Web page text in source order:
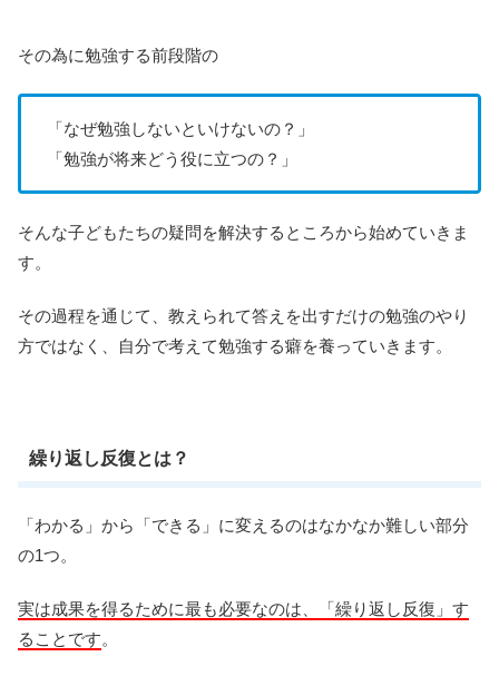
その為に勉強する前段階の
「なぜ勉強しないといけないの？」
「勉強が将来どう役に立つの？」
そんな子どもたちの疑問を解決するところから始めていきま
す。
その過程を通じて、教えられて答えを出すだけの勉強のやり
方ではなく、自分で考えて勉強する癖を養っていきます。
繰り返し反復とは？
「わかる」から「できる」に変えるのはなかなか難しい部分
の1つ。
実は成果を得るために最も必要なのは、「繰り返し反復」す
ることです。